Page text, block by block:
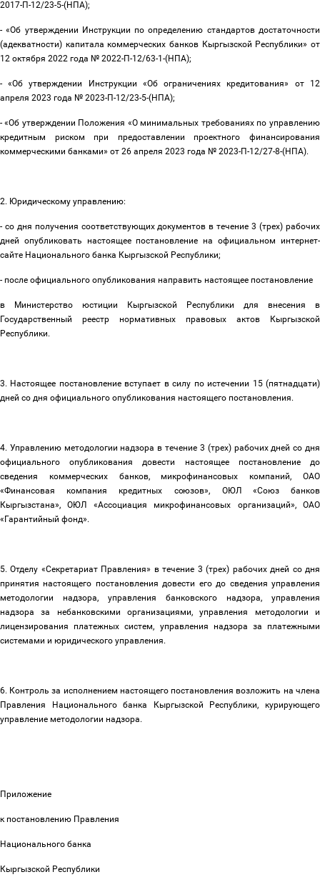
2017-П-12/23-5-(НПА);
- «Об утверждении Инструкции по определению стандартов достаточности
(адекватности) капитала коммерческих банков Кыргызской Республики» от
12 октября 2022 года № 2022-П-12/63-1-(НПА);
- «Об утверждении Инструкции «Об ограничениях кредитования» от 12
апреля 2023 года № 2023-П-12/23-5-(НПА);
- «Об утверждении Положения «О минимальных требованиях по управлению
кредитным риском при предоставлении проектного финансирования
коммерческими банками» от 26 апреля 2023 года № 2023-П-12/27-8-(НПА).
2. Юридическому управлению:
- со дня получения соответствующих документов в течение 3 (трех) рабочих
дней опубликовать настоящее постановление на официальном интернет-
сайте Национального банка Кыргызской Республики;
- после официального опубликования направить настоящее постановление
в Министерство юстиции Кыргызской Республики для внесения в
Государственный реестр нормативных правовых актов Кыргызской
Республики.
3. Настоящее постановление вступает в силу по истечении 15 (пятнадцати)
дней со дня официального опубликования настоящего постановления.
4. Управлению методологии надзора в течение 3 (трех) рабочих дней со дня
официального опубликования довести настоящее постановление до
сведения коммерческих банков, микрофинансовых компаний, ОАО
«Финансовая компания кредитных союзов», ОЮЛ «Союз банков
Кыргызстана», ОЮЛ «Ассоциация микрофинансовых организаций», ОАО
«Гарантийный фонд».
5. Отделу «Секретариат Правления» в течение 3 (трех) рабочих дней со дня
принятия настоящего постановления довести его до сведения управления
методологии надзора, управления банковского надзора, управления
надзора за небанковскими организациями, управления методологии и
лицензирования платежных систем, управления надзора за платежными
системами и юридического управления.
6. Контроль за исполнением настоящего постановления возложить на члена
Правления Национального банка Кыргызской Республики, курирующего
управление методологии надзора.
Приложение
к постановлению Правления
Национального банка
Кыргызской Республики